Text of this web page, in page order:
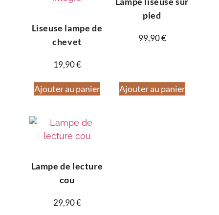
Liseuse lampe de
chevet
19,90€
Ajouter au panier
pied
99,90€
Ajouter au panier
Lampe de lecture
cou
29,90€